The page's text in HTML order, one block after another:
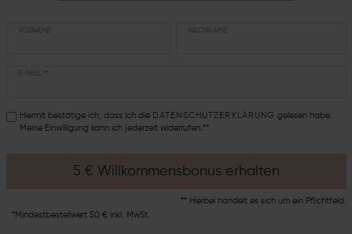
Hiermit bestätige ich, dass ich die DATEN­SCHUTZ­ERKLÄRUNG gelesen habe.
Meine Einwilligung kann ich jederzeit widerrufen.**
5 € Willkommensbonus erhalten
** Hierbei handelt es sich um ein Pflichtfeld.
*Mindestbestellwert 50 € inkl. MwSt.